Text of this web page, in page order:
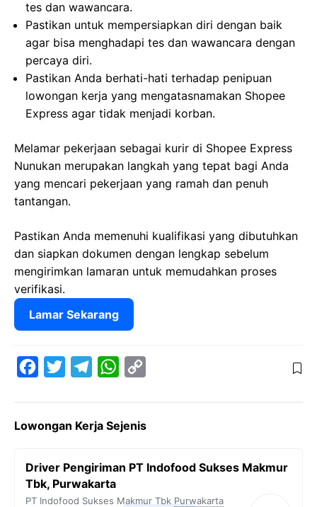
tes dan wawancara.
Pastikan untuk mempersiapkan diri dengan baik
agar bisa menghadapi tes dan wawancara dengan
percaya diri.
Pastikan Anda berhati-hati terhadap penipuan
lowongan kerja yang mengatasnamakan Shopee
Express agar tidak menjadi korban.
Melamar pekerjaan sebagai kurir di Shopee Express
Nunukan merupakan langkah yang tepat bagi Anda
yang mencari pekerjaan yang ramah dan penuh
tantangan.
Pastikan Anda memenuhi kualifikasi yang dibutuhkan
dan siapkan dokumen dengan lengkap sebelum
mengirimkan lamaran untuk memudahkan proses
verifikasi.
Lamar Sekarang
e
o
o
t
e
e
r
a
W
t
A
p
y
i
Lowongan Kerja Sejenis
Driver Pengiriman PT Indofood Sukses Makmur
Tbk, Purwakarta
PT Indofood Sukses Makmur Tbk Purwakarta